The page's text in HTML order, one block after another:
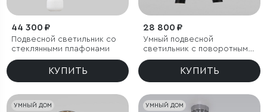
44 300 ₽
Подвесной светильник со
стеклянными плафонами
КУПИТЬ
28 800 ₽
Умный подвесной
светильник с поворотным
механизмом
КУПИТЬ
УМНЫЙ ДОМ УМНЫЙ ДОМ